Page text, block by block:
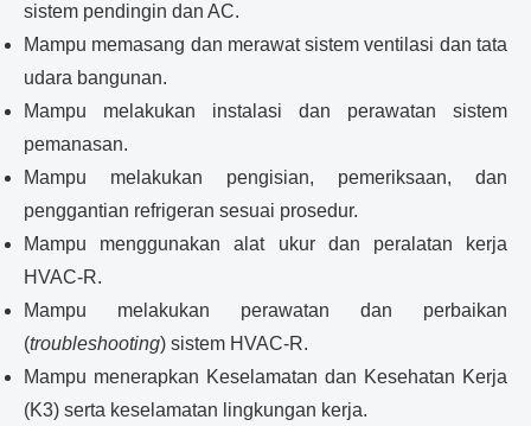
sistem pendingin dan AC.
Mampu memasang dan merawat sistem ventilasi dan tata
udara bangunan.
Mampu melakukan instalasi dan perawatan sistem
pemanasan.
Mampu melakukan pengisian, pemeriksaan, dan
penggantian refrigeran sesuai prosedur.
Mampu menggunakan alat ukur dan peralatan kerja
HVAC-R.
Mampu melakukan perawatan dan perbaikan
(troubleshooting) sistem HVAC-R.
Mampu menerapkan Keselamatan dan Kesehatan Kerja
(K3) serta keselamatan lingkungan kerja.